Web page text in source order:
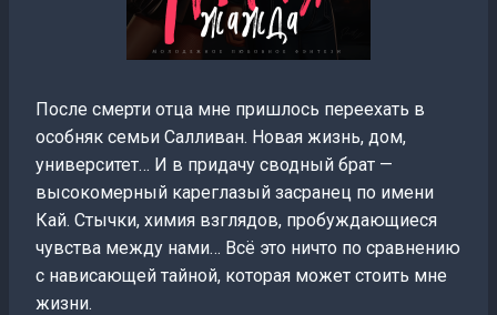
После смерти отца мне пришлось переехать в
особняк семьи Салливан. Новая жизнь, дом,
университет… И в придачу сводный брат —
высокомерный кареглазый засранец по имени
Кай. Стычки, химия взглядов, пробуждающиеся
чувства между нами… Всё это ничто по сравнению
с нависающей тайной, которая может стоить мне
жизни.